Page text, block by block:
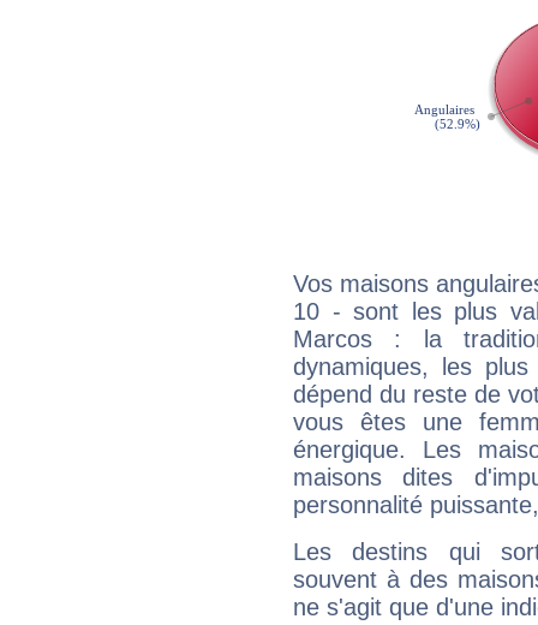
Vos maisons
10 - sont les plus
Marcos : la
dynamiques, les
dépend du reste de
vous êtes une
énergique. Les
maisons dites
personnalité
Les destins qui
souvent à des
ne s'agit que d'une